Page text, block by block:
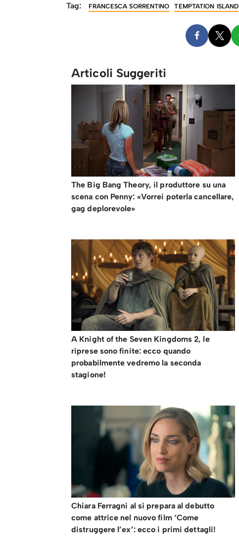
Tag: FRANCESCA SORRENTINO TEMPTATION ISLAND
Articoli Suggeriti
The Big Bang Theory, il produttore su una
scena con Penny: «Vorrei poterla cancellare,
gag deplorevole»
A Knight of the Seven Kingdoms 2, le
riprese sono finite: ecco quando
probabilmente vedremo la seconda
stagione!
Chiara Ferragni al si prepara al debutto
come attrice nel nuovo film ‘Come
distruggere l’ex’: ecco i primi dettagli!